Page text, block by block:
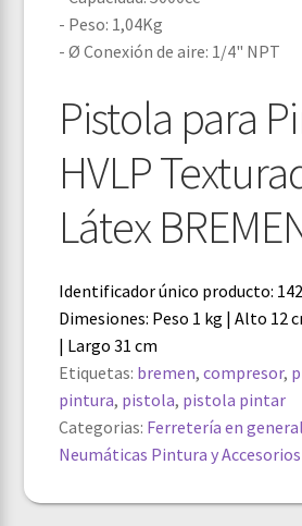
- Peso: 1,04Kg
- Ø Conexión de aire: 1/4" NPT
Pistola para
HVLP
Látex
Identificador único producto:
Dimesiones: Peso 1 kg | Alto 12
| Largo 31 cm
Etiquetas: bremen,compresor,
pintura, pistola, pistola pintar
Categorias: Ferretería en general
Neumáticas Pintura y Accesorios